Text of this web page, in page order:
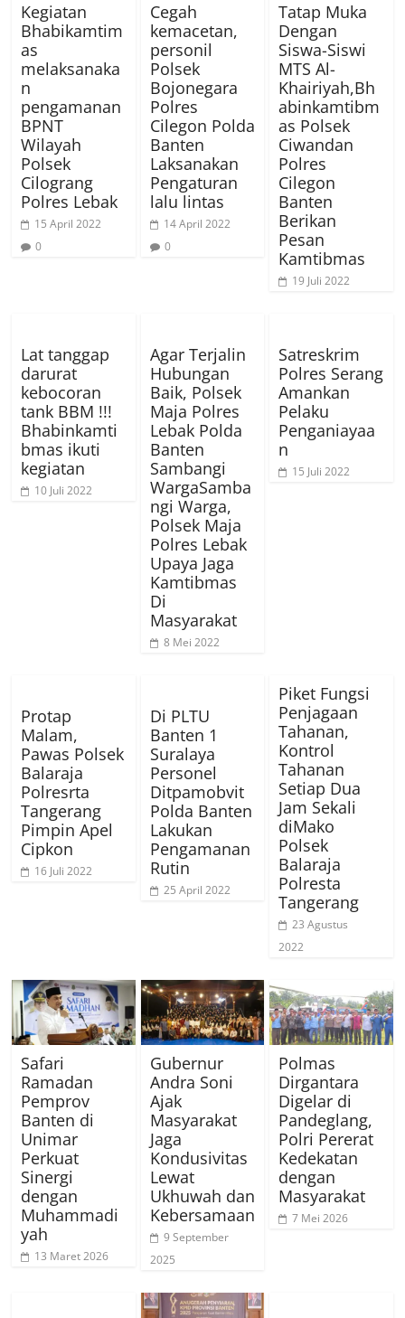
Kegiatan
Bhabikamtim
as
melaksanaka
n
pengamanan
BPNT
Wilayah
Polsek
Cilograng
Polres Lebak
15 April 2022
0
Cegah
kemacetan,
personil
Polsek
Bojonegara
Polres
Cilegon Polda
Banten
Laksanakan
Pengaturan
lalu lintas
14 April 2022
0
Tatap Muka
Dengan
Siswa-Siswi
MTS Al-
Khairiyah,Bh
abinkamtibm
as Polsek
Ciwandan
Polres
Cilegon
Banten
Berikan
Pesan
Kamtibmas
19 Juli 2022
Lat tanggap
darurat
kebocoran
tank BBM !!!
Bhabinkamti
bmas ikuti
kegiatan
10 Juli 2022
Agar Terjalin
Hubungan
Baik, Polsek
Maja Polres
Lebak Polda
Banten
Sambangi
WargaSamba
ngi Warga,
Polsek Maja
Polres Lebak
Upaya Jaga
Kamtibmas
Di
Masyarakat
8 Mei 2022
Satreskrim
Polres Serang
Amankan
Pelaku
Penganiayaa
n
15 Juli 2022
Protap
Malam,
Pawas Polsek
Balaraja
Polresrta
Tangerang
Pimpin Apel
Cipkon
16 Juli 2022
Di PLTU
Banten 1
Suralaya
Personel
Ditpamobvit
Polda Banten
Lakukan
Pengamanan
Rutin
25 April 2022
Piket Fungsi
Penjagaan
Tahanan,
Kontrol
Tahanan
Setiap Dua
Jam Sekali
diMako
Polsek
Balaraja
Polresta
Tangerang
23 Agustus
2022
Safari
Ramadan
Pemprov
Banten di
Unimar
Perkuat
Sinergi
dengan
Muhammadi
yah
13 Maret 2026
Gubernur
Andra Soni
Ajak
Masyarakat
Jaga
Kondusivitas
Lewat
Ukhuwah dan
Kebersamaan
9 September
2025
Polmas
Dirgantara
Digelar di
Pandeglang,
Polri Pererat
Kedekatan
dengan
Masyarakat
7 Mei 2026